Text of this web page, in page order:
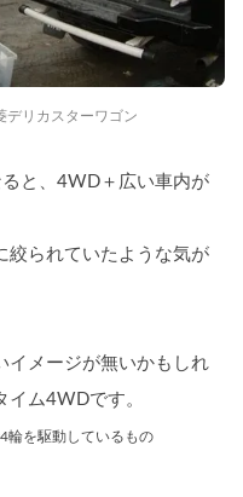
デリカスターワゴン
と、4WD＋広い車内が
絞られていたような気が
イメージが無いかもしれ
イム4WDです。
輪を駆動しているもの